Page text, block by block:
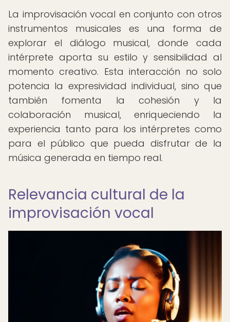
La improvisación vocal en conjunto con otros
instrumentos musicales es una forma de
explorar el diálogo musical, donde cada
intérprete aporta su estilo y sensibilidad al
momento creativo. Esta interacción no solo
potencia la expresividad individual, sino que
también fomenta la cohesión y la
colaboración musical, enriqueciendo la
experiencia tanto para los intérpretes como
para el público que pueda disfrutar de la
música generada en tiempo real.
Relevancia cultural de la
improvisación vocal